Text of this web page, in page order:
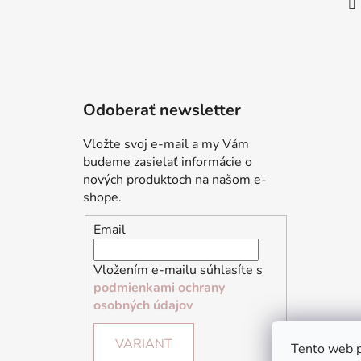
Tento web
Odoberať newsletter
Vložte svoj e-mail a my Vám
budeme zasielať informácie o
nových produktoch na našom e-
shope.
Email
Vložením e-mailu súhlasíte s
podmienkami ochrany
osobných údajov
VARIANT